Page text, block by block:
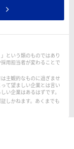
という類のものではあり
用担当者が変わることで
主観的なものに過ぎませ
て望ましい企業とは言い
い企業はあるはずです。
しかねます。あくまでも